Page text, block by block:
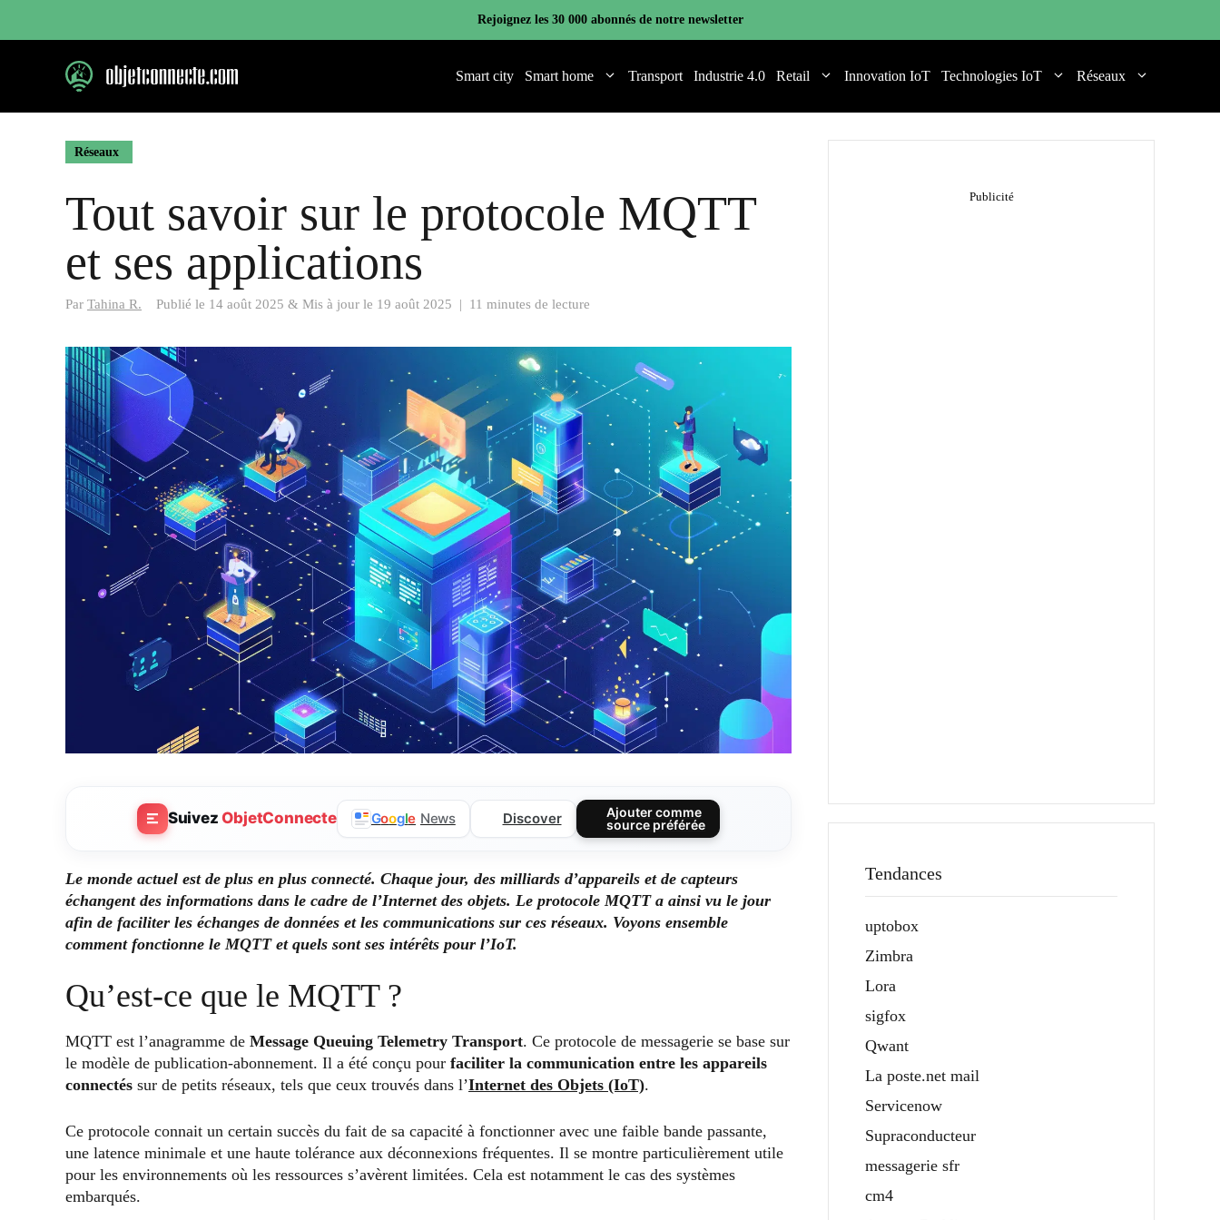
Rejoignez les 30 000 abonnés de notre newsletter
Smart city Smart home Transport Industrie 4.0 Retail Innovation IoT Technologies IoT Réseaux
Réseaux
Tout savoir sur le protocole MQTT
et ses applications
Par Tahina R. Publié le 14 août 2025 & Mis à jour le 19 août 2025 | 11 minutes de lecture
SuivezObjetConnecte Google News Discover
Ajouter comme
source préférée
Le monde actuel est de plus en plus connecté. Chaque jour, des milliards d’appareils et de capteurs
échangent des informations dans le cadre de l’Internet des objets. Le protocole MQTT a ainsi vu le jour
afin de faciliter les échanges de données et les communications sur ces réseaux. Voyons ensemble
comment fonctionne le MQTT et quels sont ses intérêts pour l’IoT.
Qu’est-ce que le MQTT ?
MQTT est l’anagramme de Message Queuing Telemetry Transport. Ce protocole de messagerie se base sur
le modèle de publication-abonnement. Il a été conçu pour faciliter la communication entre les appareils
connectés sur de petits réseaux, tels que ceux trouvés dans l’Internet des Objets (IoT).
Ce protocole connait un certain succès du fait de sa capacité à fonctionner avec une faible bande passante,
une latence minimale et une haute tolérance aux déconnexions fréquentes. Il se montre particulièrement utile
pour les environnements où les ressources s’avèrent limitées. Cela est notamment le cas des systèmes
embarqués.
Tendances
uptobox
Zimbra
Lora
sigfox
Qwant
La poste.net mail
Servicenow
Supraconducteur
messagerie sfr
cm4